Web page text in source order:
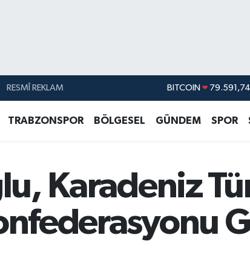
RESMÎ REKLAM DOLAR 45,43620
BİST100
BITCOIN 79.591,74
TRABZONSPOR BÖLGESEL GÜNDEM SPOR
Karadeniz